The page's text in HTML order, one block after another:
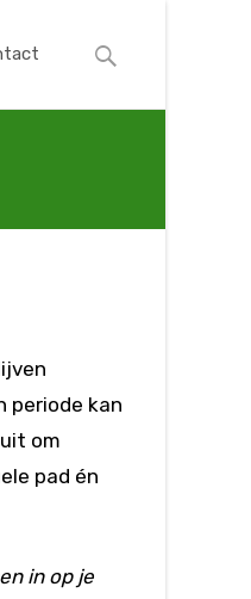
Zoek
periode kan
om
pad én
in op je